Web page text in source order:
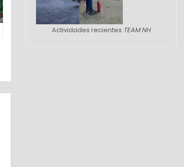
Actividades recientes TEAM NH